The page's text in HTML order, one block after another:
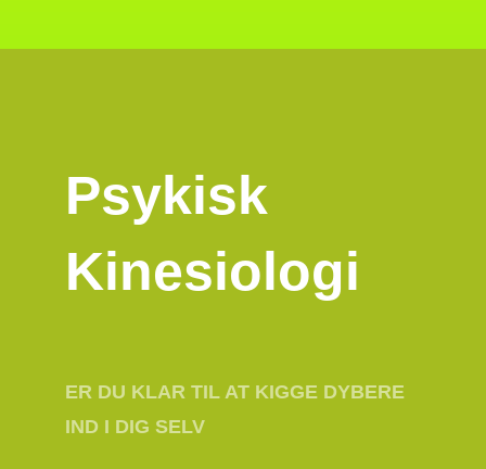
Psykisk
Kinesiologi
ER DU KLAR TIL AT KIGGE DYBERE
IND I DIG SELV